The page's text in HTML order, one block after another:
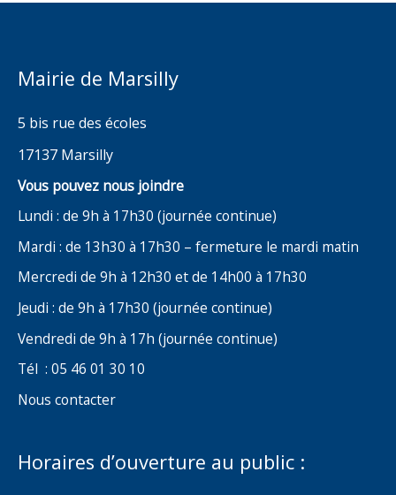
Mairie de Marsilly
5 bis rue des écoles
17137 Marsilly
Vous pouvez nous joindre
Lundi : de 9h à 17h30 (journée continue)
Mardi : de 13h30 à 17h30 – fermeture le mardi matin
Mercredi de 9h à 12h30 et de 14h00 à 17h30
Jeudi : de 9h à 17h30 (journée continue)
Vendredi de 9h à 17h (journée continue)
Tél : 05 46 01 30 10
Nous contacter
Horaires d’ouverture au public :